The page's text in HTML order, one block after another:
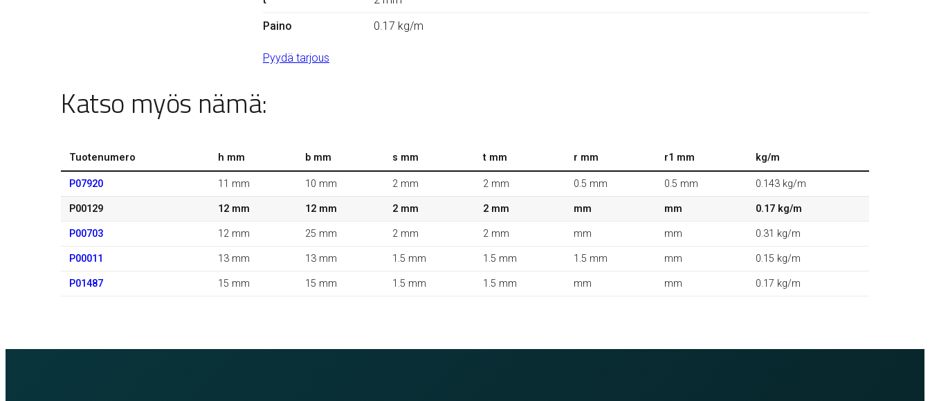
Paino
0.17 kg/m
Pyydä tarjous
Katso myös nämä:
Tuotenumero h mm b mm s mm t mm r mm r1 mm kg/m
P07920 11 mm 10 mm 2 mm 2 mm 0.5 mm 0.5 mm 0.143 kg/m
P00129 12 mm 12 mm 2 mm 2 mm mm mm 0.17 kg/m
P00703 12 mm 25 mm 2 mm 2 mm mm mm 0.31 kg/m
P00011 13 mm 13 mm 1.5 mm 1.5 mm 1.5 mm mm 0.15 kg/m
P01487 15 mm 15 mm 1.5 mm 1.5 mm mm mm 0.17 kg/m